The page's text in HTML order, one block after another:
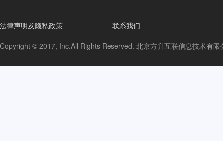
法律声明及隐私政策 联系我们
Copyright © 2017, Inc.All Rights Reserved. 北京方升互联信息技术有